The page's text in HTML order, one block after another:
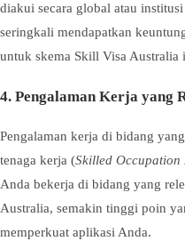
diakui secara global atau
seringkali mendapatkan
untuk skema Skill Visa Australia
4. Pengalaman Kerja yang
Pengalaman kerja di bidang
tenaga kerja (Skilled Occupation
Anda bekerja di bidang yang
Australia, semakin tinggi poin
memperkuat aplikasi Anda.